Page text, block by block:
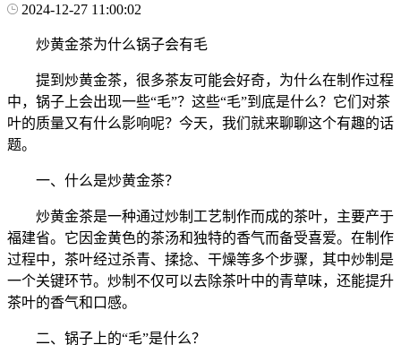
2024-12-27 11:00:02
炒黄金茶为什么锅子会有毛
提到炒黄金茶，很多茶友可能会好奇，为什么在制作过程
中，锅子上会出现一些“毛”？这些“毛”到底是什么？它们对茶
叶的质量又有什么影响呢？今天，我们就来聊聊这个有趣的话
题。
一、什么是炒黄金茶？
炒黄金茶是一种通过炒制工艺制作而成的茶叶，主要产于
福建省。它因金黄色的茶汤和独特的香气而备受喜爱。在制作
过程中，茶叶经过杀青、揉捻、干燥等多个步骤，其中炒制是
一个关键环节。炒制不仅可以去除茶叶中的青草味，还能提升
茶叶的香气和口感。
二、锅子上的“毛”是什么？